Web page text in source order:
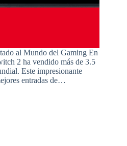
al Mundo del Gaming En
2 ha vendido más de 3.5
Este impresionante
entradas de…